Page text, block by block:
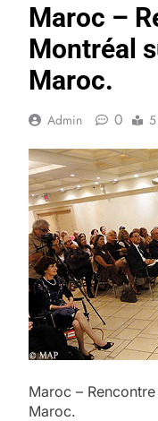
Maroc –
Montréal
Maroc.
Admin 0
Maroc –
Maroc.